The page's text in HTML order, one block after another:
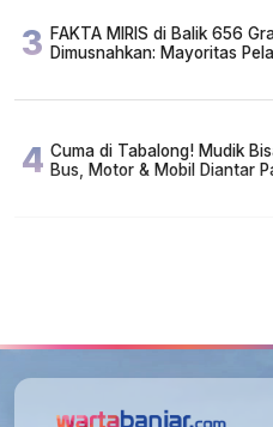
3 FAKTA MIRIS di Balik 656
Dimusnahkan: Mayoritas
4 Cuma di Tabalong! Mudik
Bus, Motor & Mobil Diantar